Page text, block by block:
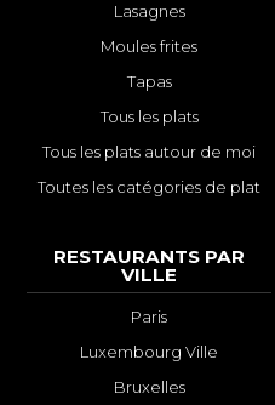
Lasagnes
Moules frites
Tapas
Tous les plats
Tous les plats autour de moi
Toutes les catégories de plat
RESTAURANTS PAR
VILLE
Paris
Luxembourg Ville
Bruxelles